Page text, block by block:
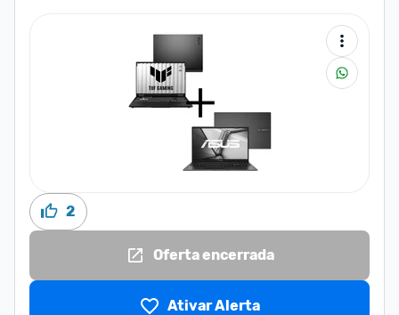
2
Oferta encerrada
Ativar Alerta